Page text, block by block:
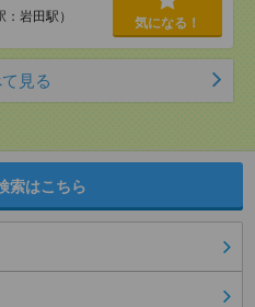
岩田駅） 気になる！
見る
索はこちら